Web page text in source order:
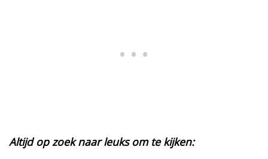
Altijd op zoek naar leuks om te kijken: